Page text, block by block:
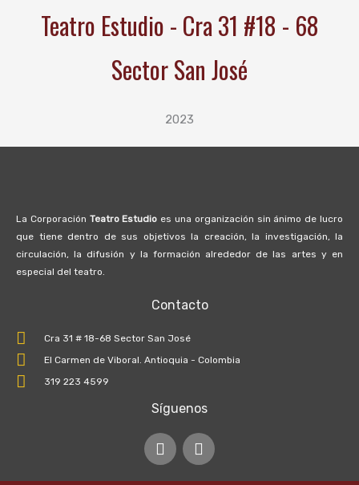
Teatro Estudio - Cra 31 #18 - 68
Sector San José
2023
La Corporación Teatro Estudio es una organización sin ánimo de lucro
que tiene dentro de sus objetivos la creación, la investigación, la
circulación, la difusión y la formación alrededor de las artes y en
especial del teatro.
Contacto
Cra 31 # 18-68 Sector San José
El Carmen de Viboral. Antioquia - Colombia
319 223 4599
Síguenos
I
n
F
a